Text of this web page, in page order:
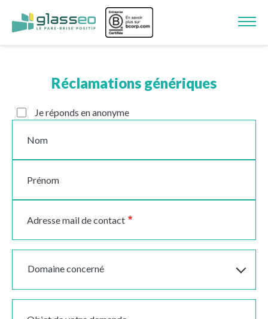
Aller au contenu principal
Image
Réclamations génériques
Je réponds en anonyme
Nom
Prénom
Adresse mail de contact
Domaine concerné